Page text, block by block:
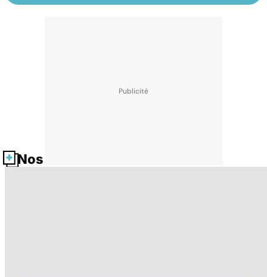
Nos fiches santé